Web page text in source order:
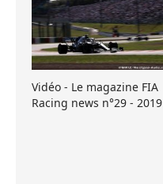
Vidéo - Le magazine FIA
Racing news n°29 - 2019